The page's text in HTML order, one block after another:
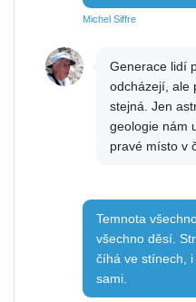
Michel Siffre
Generace lidí
odcházejí, ale
stejná. Jen
geologie nám
pravé místo v
Temnota
všechno děsí.
číhá ve stínech,
sami.